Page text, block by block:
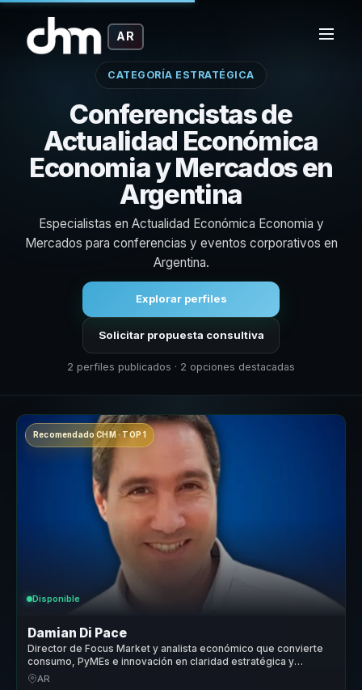
AR
CATEGORÍA ESTRATÉGICA
Conferencistas de
Actualidad Económica
Economia y Mercados en
Argentina
Especialistas en Actualidad Económica Economia y
Mercados para conferencias y eventos corporativos en
Argentina.
Explorar perfiles
Solicitar propuesta consultiva
2 perfiles publicados · 2 opciones destacadas
Recomendado CHM · TOP 1
Disponible
Damian Di Pace
Director de Focus Market y analista económico que convierte
consumo, PyMEs e innovación en claridad estratégica y
mejores decisiones comerciales para líderes.
AR